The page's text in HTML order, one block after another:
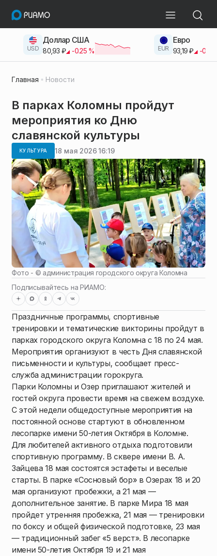
USD
Доллар США
80,93 ₽ -0.25% EUR
Евро
93,19 ₽ -0.42
Главная Новости
В парках Коломны пройдут
мероприятия ко Дню
славянской культуры
КУЛЬТУРА 18 мая 2026 16:19
Фото - ©администрация городского округа Коломна
Подписывайтесь на РИАМО:
Праздничные программы, спортивные
тренировки и тематические викторины пройдут в
парках городского округа Коломна с 18 по 24 мая.
Мероприятия организуют в честь Дня славянской
письменности и культуры, сообщает пресс-
служба администрации горокруга.
Парки Коломны и Озер приглашают жителей и
гостей округа провести время на свежем воздухе.
С этой недели общедоступные мероприятия на
постоянной основе стартуют в обновленном
лесопарке имени 50-летия Октября в Коломне.
Для любителей активного отдыха подготовили
спортивную программу. В сквере имени В. А.
Зайцева 18 мая состоятся эстафеты и веселые
старты. В парке «Сосновый бор» в Озерах 18 и 20
мая организуют пробежки, а 21 мая —
дополнительное занятие. В парке Мира 18 мая
пройдет утренняя пробежка, 21 мая — тренировки
по боксу и общей физической подготовке, 23 мая
— традиционный забег «5 верст». В лесопарке
имени 50-летия Октября 19 и 21 мая